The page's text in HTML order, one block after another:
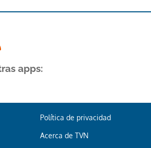
apps:
Política de privacidad
Acerca de TVN